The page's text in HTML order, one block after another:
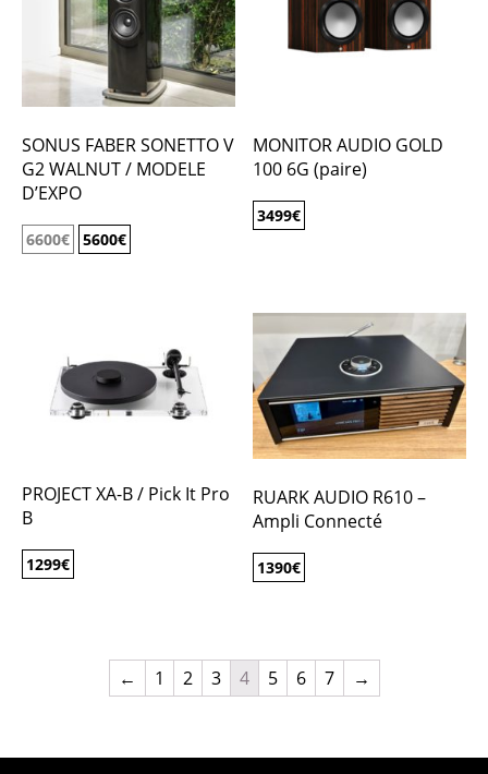
SONUS FABER SONETTO V
G2 WALNUT / MODELE
D’EXPO
6600€ 5600€
MONITOR AUDIO GOLD
100 6G (paire)
3499€
PROJECT XA-B / Pick It Pro
B
1299€
RUARK AUDIO R610 –
Ampli Connecté
1390€
← 1 2 3 4 5 6 7 →